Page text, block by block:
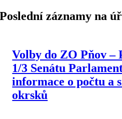
Poslední záznamy na
Volby do ZO Pňov –
1/3 Senátu
informace o počtu a
okrsků